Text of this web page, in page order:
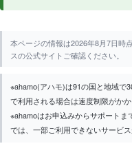
本ページの情報は2026年8月7日時
スの公式サイトご確認ください。
※ahamo(アハモ)は91の国と地域で
で利用される場合は速度制限がか
※ahamoはお申込みからサポート
では、一部ご利用できないサービス